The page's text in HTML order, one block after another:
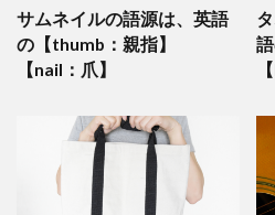
サムネイルの語源は、英語
の【thumb：親指】
【nail：爪】